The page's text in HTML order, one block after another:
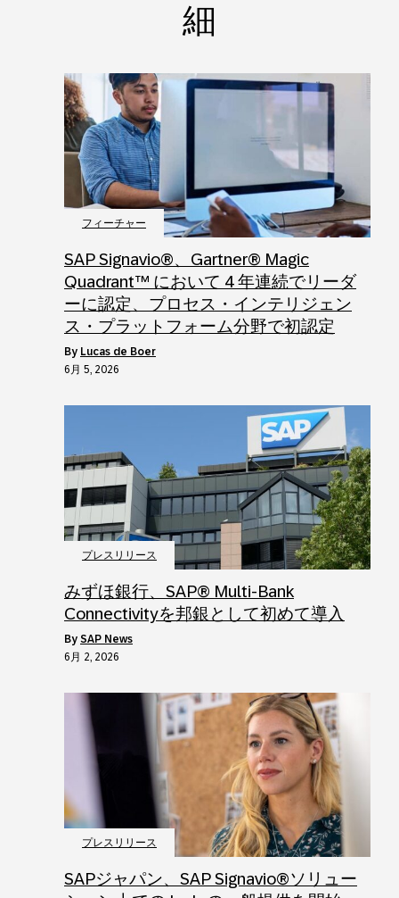
細
フィーチャー
SAP Signavio®、Gartner® Magic
Quadrant™ において 4 年連続でリーダ
ーに認定、プロセス・インテリジェン
ス・プラットフォーム分野で初認定
by Lucas de Boer
6月 5, 2026
プレスリリース
みずほ銀行、SAP® Multi‑Bank
Connectivityを邦銀として初めて導入
by SAP News
6月 2, 2026
プレスリリース
SAPジャパン、SAP Signavio®ソリュー